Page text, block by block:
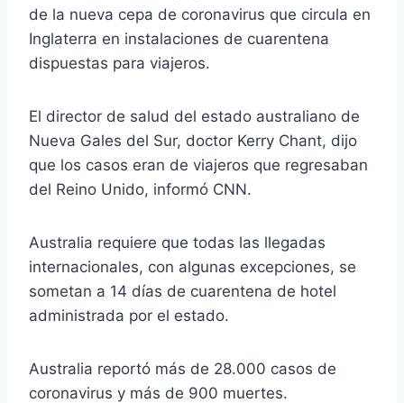
de la nueva cepa de coronavirus que circula en
Inglaterra en instalaciones de cuarentena
dispuestas para viajeros.
El director de salud del estado australiano de
Nueva Gales del Sur, doctor Kerry Chant, dijo
que los casos eran de viajeros que regresaban
del Reino Unido, informó CNN.
Australia requiere que todas las llegadas
internacionales, con algunas excepciones, se
sometan a 14 días de cuarentena de hotel
administrada por el estado.
Australia reportó más de 28.000 casos de
coronavirus y más de 900 muertes.